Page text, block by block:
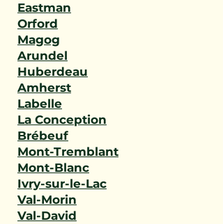
Eastman
Orford
Magog
Arundel
Huberdeau
Amherst
Labelle
La Conception
Brébeuf
Mont-Tremblant
Mont-Blanc
Ivry-sur-le-Lac
Val-Morin
Val-David